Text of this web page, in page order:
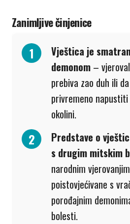
Zanimljive činjenice
Vještica je
demonom –
prebiva zao duh ili
privremeno
okolini.
Predstave o
s drugim mitskim
narodnim
poistovjećivane s
porođajnim
bolesti.